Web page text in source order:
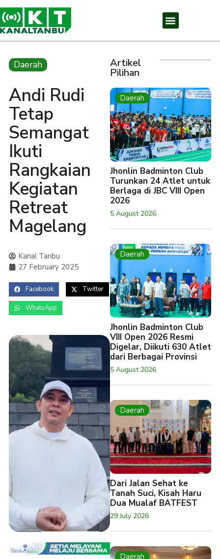
Daerah
Andi Rudi
Tetap
Semangat
Ikuti
Rangkaian
Kegiatan
Retreat
Magelang
Kanal Tanbu
27 February 2025
Facebook Twitter
WhatsApp
Artikel
Pilihan
Daerah
Jhonlin Badminton Club
Turunkan 24 Atlet untuk
Berlaga di JBC VIII Open
2026
5 August 2026
Daerah
Jhonlin Badminton Club
VIII Open 2026 Resmi
Digelar, Diikuti 630 Atlet
dari Berbagai Provinsi
5 August 2026
Daerah
Dari Jalan Sehat ke
Tanah Suci, Kisah Haru
Dua Mualaf BATFEST
29 July 2026
Daerah